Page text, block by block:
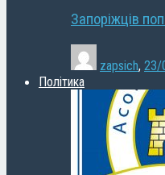
Запоріжців
zapsich, 23/
Політика